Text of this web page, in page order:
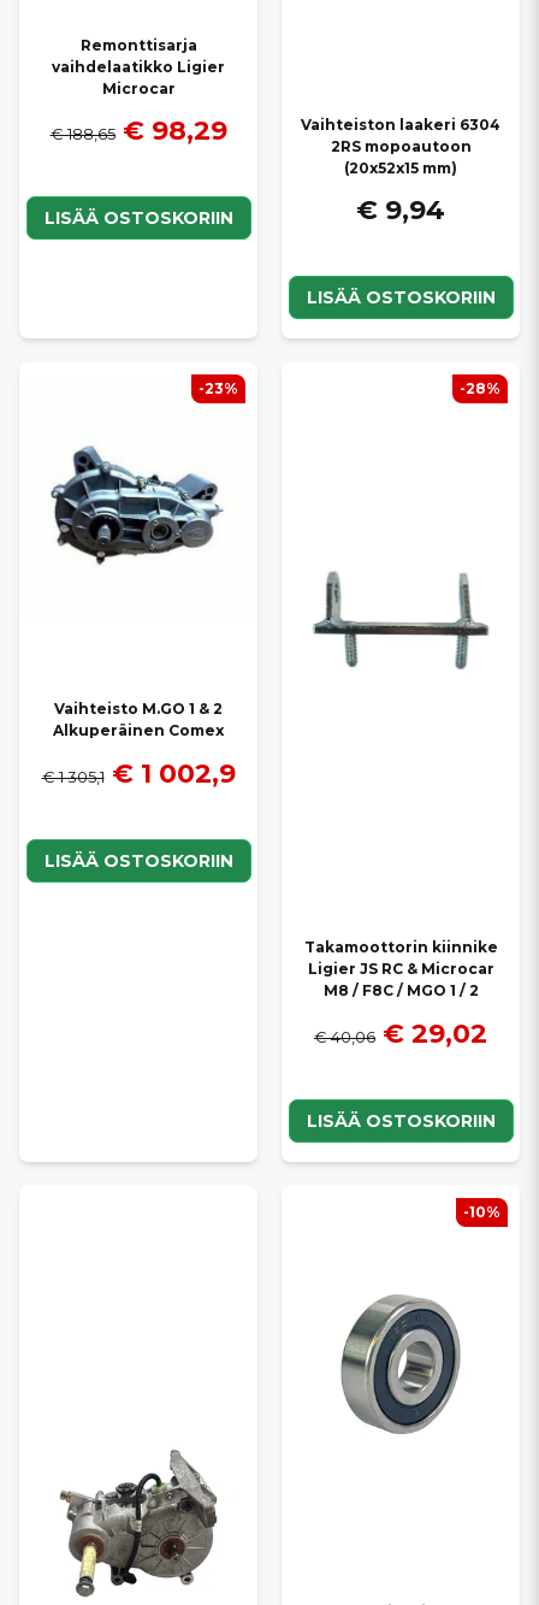
Remonttisarja
vaihdelaatikko Ligier
Microcar
€ 188,65 € 98,29
LISÄÄ OSTOSKORIIN
Vaihteiston laakeri 6304
2RS mopoautoon
(20x52x15 mm)
€ 9,94
LISÄÄ OSTOSKORIIN
Vaihteisto M.GO 1 & 2
Alkuperäinen Comex
€ 1 305,1 € 1 002,9
LISÄÄ OSTOSKORIIN
-23%
Takamoottorin kiinnike
Ligier JS RC & Microcar
M8 / F8C / MGO 1 / 2
€ 40,06 € 29,02
LISÄÄ OSTOSKORIIN
-28%
-10%